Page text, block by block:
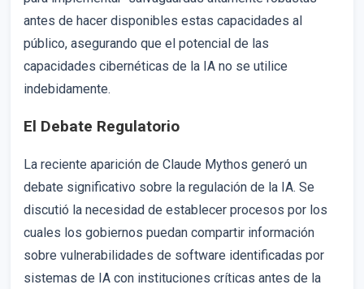
antes de hacer disponibles estas capacidades al
público, asegurando que el potencial de las
capacidades cibernéticas de la IA no se utilice
indebidamente.
El Debate Regulatorio
La reciente aparición de Claude Mythos generó un
debate significativo sobre la regulación de la IA. Se
discutió la necesidad de establecer procesos por los
cuales los gobiernos puedan compartir información
sobre vulnerabilidades de software identificadas por
sistemas de IA con instituciones críticas antes de la